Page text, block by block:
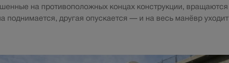
на противоположных концах конструкции, вращаются
поднимается, другая опускается — и на весь манёвр уходит